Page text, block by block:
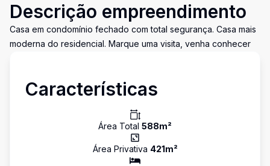
Descrição empreendimento
Casa em condomínio fechado com total segurança. Casa mais
moderna do residencial. Marque uma visita, venha conhecer
Características
Área Total 588m²
Área Privativa 421m²